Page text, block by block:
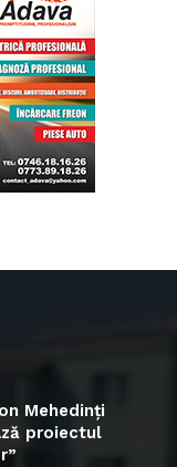
Mehedinți
proiectul